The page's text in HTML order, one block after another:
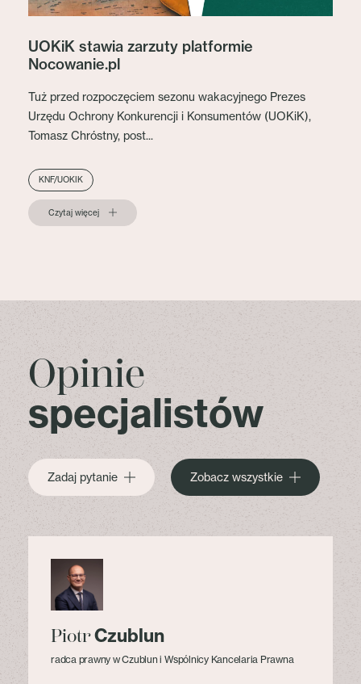
UOKiK stawia zarzuty platformie
Nocowanie.pl
Tuż przed rozpoczęciem sezonu wakacyjnego Prezes
Urzędu Ochrony Konkurencji i Konsumentów (UOKiK),
Tomasz Chróstny, post...
KNF/UOKIK
Czytaj więcej
Opinie
specjalistów
Zadaj pytanie Zobacz wszystkie
PiotrCzublun
radca prawny w Czublun i Wspólnicy Kancelaria Prawna